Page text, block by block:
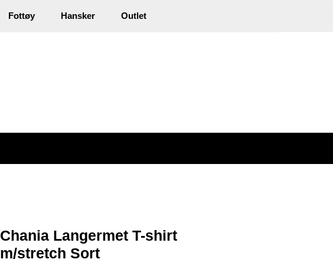
inkl. mva. Min side
Fottøy Hansker Outlet
Chania Langermet T-shirt
m/stretch Sort